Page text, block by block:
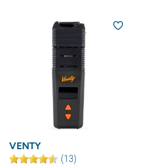
VENTY
(13)